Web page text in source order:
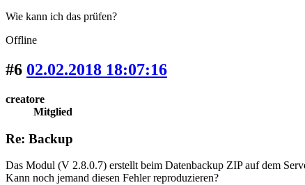
Wie kann ich das prüfen?
Offline
#6 02.02.2018 18:07:16
creatore
Mitglied
Re: Backup
Das Modul (V 2.8.0.7) erstellt beim Datenbackup ZIP auf dem
Kann noch jemand diesen Fehler reproduzieren?